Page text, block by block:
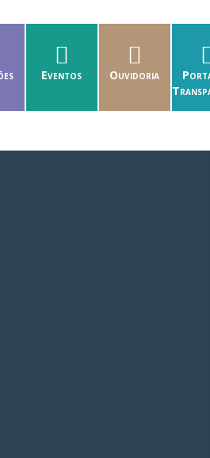
Eventos Ouvidoria